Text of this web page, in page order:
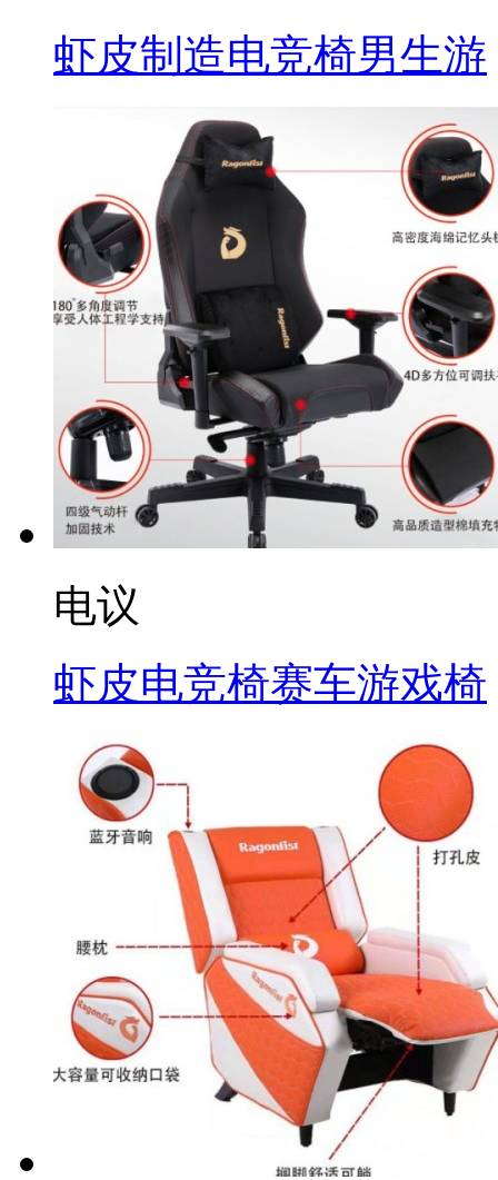
虾皮制造电竞椅男生游
电议
虾皮电竞椅赛车游戏椅